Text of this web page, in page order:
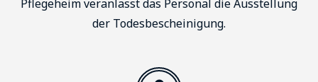
Pflegeheim veranlasst das Personal die Ausstellung
der Todesbescheinigung.